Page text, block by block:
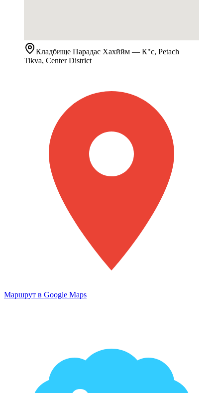
Кладбище Парадас Хахййм — К"с, Petach
Tikva, Center District
Маршрут в Google Maps